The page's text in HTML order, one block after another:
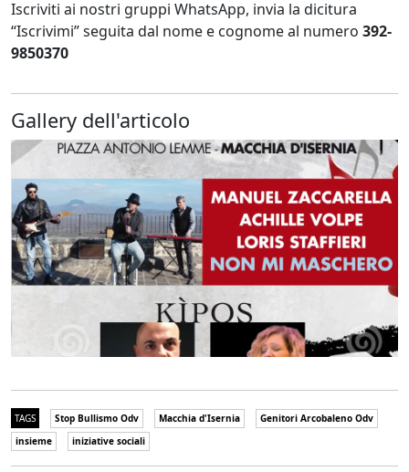
Iscriviti ai nostri gruppi WhatsApp, invia la dicitura
“Iscrivimi” seguita dal nome e cognome al numero 392-
9850370
Gallery dell'articolo
TAGS Stop Bullismo Odv Macchia d'Isernia
Genitori Arcobaleno Odv
insieme
iniziative sociali